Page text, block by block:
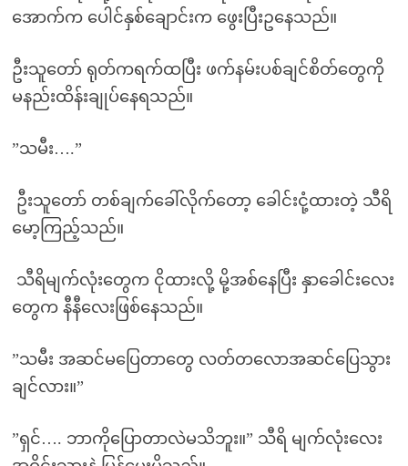
အောက်က ပေါင်နှစ်ချောင်းက ဖွေးပြီးဥနေသည်။
ဦးသူတော် ရုတ်ကရက်ထပြီး ဖက်နမ်းပစ်ချင်စိတ်တွေကို
မနည်းထိန်းချုပ်နေရသည်။
”သမီး….”
ဦးသူတော် တစ်ချက်ခေါ်လိုက်တော့ ခေါင်းငုံ့ထားတဲ့ သီရိ
မော့ကြည့်သည်။
သီရိမျက်လုံးတွေက ငိုထားလို့ မို့အစ်နေပြီး နှာခေါင်းလေး
တွေက နီနီလေးဖြစ်နေသည်။
”သမီး အဆင်မပြေတာတွေ လတ်တလောအဆင်ပြေသွား
ချင်လား။”
”ရှင်…. ဘာကိုပြောတာလဲမသိဘူး။” သီရိ မျက်လုံးလေး